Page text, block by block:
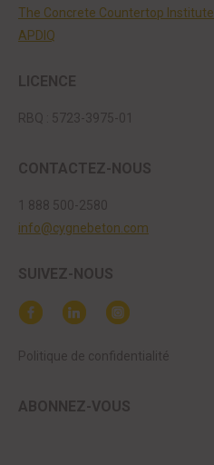
The Concrete Countertop Institute
APDIQ
LICENCE
RBQ : 5723-3975-01
CONTACTEZ-NOUS
1 888 500-2580
info@cygnebeton.com
SUIVEZ-NOUS
Politique de confidentialité
ABONNEZ-VOUS